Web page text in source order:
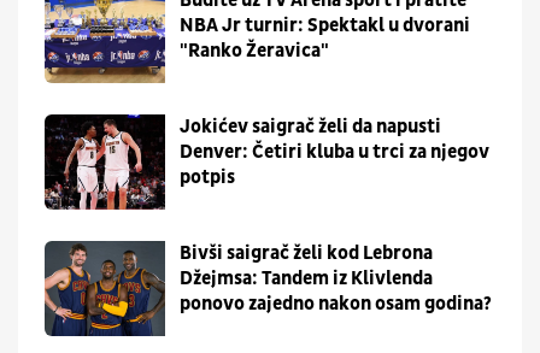
NBA Jr turnir: Spektakl u dvorani
"Ranko Žeravica"
Jokićev saigrač želi da napusti
Denver: Četiri kluba u trci za njegov
potpis
Bivši saigrač želi kod Lebrona
Džejmsa: Tandem iz Klivlenda
ponovo zajedno nakon osam godina?